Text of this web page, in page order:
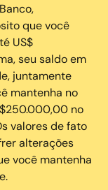
que você
US$
seu saldo em
juntamente
mantenha no
no
valores de fato
alterações
você mantenha